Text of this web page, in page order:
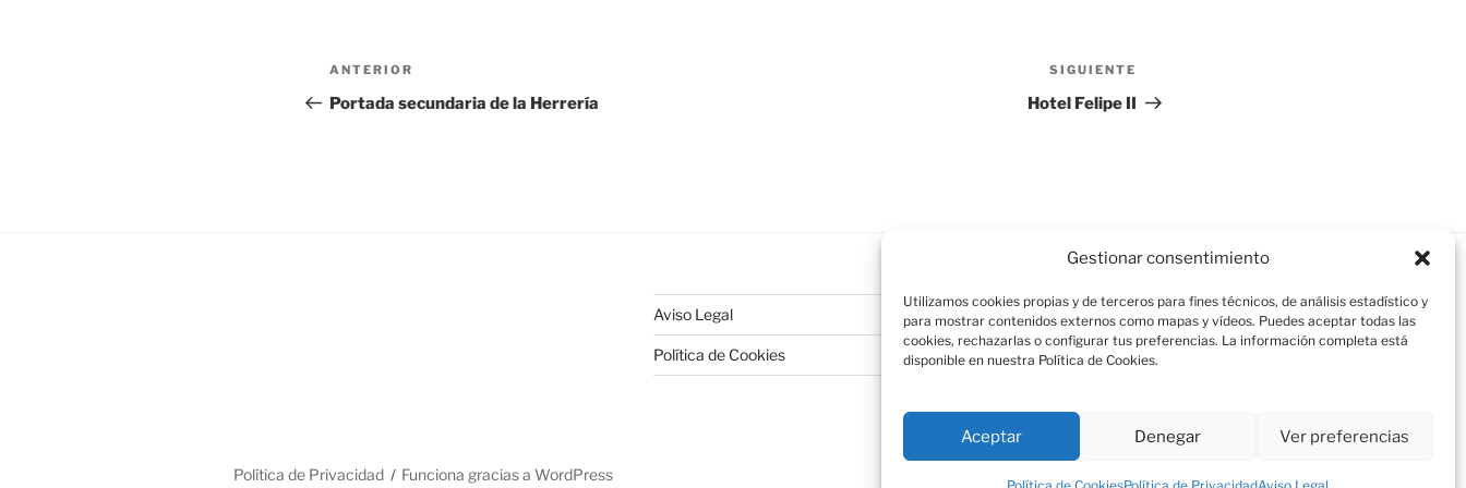
Gestionar consentimiento
Utilizamos cookies propias y de terceros para fines técnicos, de análisis estadístico y
para mostrar contenidos externos como mapas y vídeos. Puedes aceptar todas las
cookies, rechazarlas o configurar tus preferencias. La información completa está
disponible en nuestra Política de Cookies.
Aceptar Denegar Ver preferencias
Navegación
de
Entrada
anterior:
ANTERIOR
Portada secundaria de la Herrería
entrada
SIGUIENTE
Hotel Felipe II
Aviso Legal
Política de Cookies
Política de Privacidad Funciona gracias a WordPress